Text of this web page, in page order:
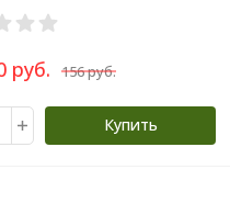
руб. 156 руб.
Купить